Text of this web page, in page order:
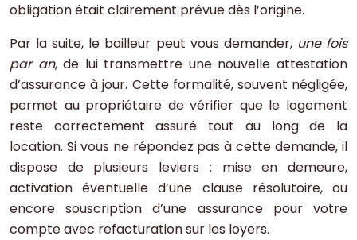
obligation était clairement prévue dès l’origine.
Par la suite, le bailleur peut vous demander, une fois
par an, de lui transmettre une nouvelle attestation
d’assurance à jour. Cette formalité, souvent négligée,
permet au propriétaire de vérifier que le logement
reste correctement assuré tout au long de la
location. Si vous ne répondez pas à cette demande, il
dispose de plusieurs leviers : mise en demeure,
activation éventuelle d’une clause résolutoire, ou
encore souscription d’une assurance pour votre
compte avec refacturation sur les loyers.